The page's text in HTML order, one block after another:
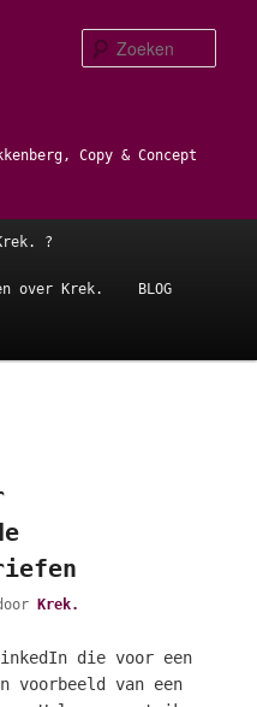
Copy & Concept
?
over Krek. BLOG
Krek.
die voor een
voorbeeld van een